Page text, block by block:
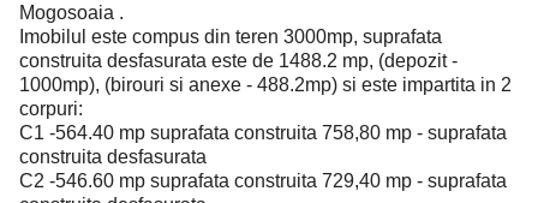
Mogosoaia .
Imobilul este compus din teren 3000mp, suprafata
construita desfasurata este de 1488.2 mp, (depozit -
1000mp), (birouri si anexe - 488.2mp) si este impartita in 2
corpuri:
C1 -564.40 mp suprafata construita 758,80 mp - suprafata
construita desfasurata
C2 -546.60 mp suprafata construita 729,40 mp - suprafata